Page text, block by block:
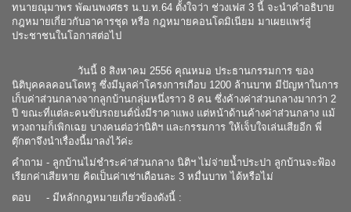
ทนายณุมาพร พัฒนพงศธร น.บ.ท.64 ตั้งใจว่า ช่วงเฟส 3 นี้ จะนำคำอธิบาย
กฎหมายเกี่ยวกับอาคารชุด หรือ กฎหมายคอนโดมิเนียม มาเผยแพร่สู่
ประชาชนในโอกาสต่อไป
วันนี้ 8 สิงหาคม 2556 คุณหมอ ประธานกรรมการ ของ
นิติบุคคลคอนโดหรู ซึ่งมีมูลค่าโครงการเกือบ 1200 ล้านบาท มีปัญหาในการ
เก็บค่าส่วนกลางจากลูกบ้านกลุ่มหนึ่งราว 8 คน ซึ่งค้างค่าส่วนกลางมากว่า 2
ปี ขณะที่แต่ละคนขับรถยนต์นั่งมีราคาแพง แต่หน้าด้านค้างค่าส่วนกลาง แม้
ทวงถามก็เพิกเฉย บางคนต่อว่านิติฯ และกรรมการ ให้เจ็บใจเล่นเสียอีก พี่
ตุ๊กตาจึงนำเรื่องนี้มาลงไว้ค่ะ
คำถาม - ลูกบ้านไม่ชำระค่าส่วนกลาง นิติฯ ไม่จ่ายน้ำประปา ลูกบ้านจะฟ้อง
เรียกค่าเสียหาย คิดเป็นค่าเช่าเดือนละ 3 หมื่นบาท ได้หรือไม่
ตอบ - มีหลักกฎหมายเกี่ยวข้องดังนี้ :